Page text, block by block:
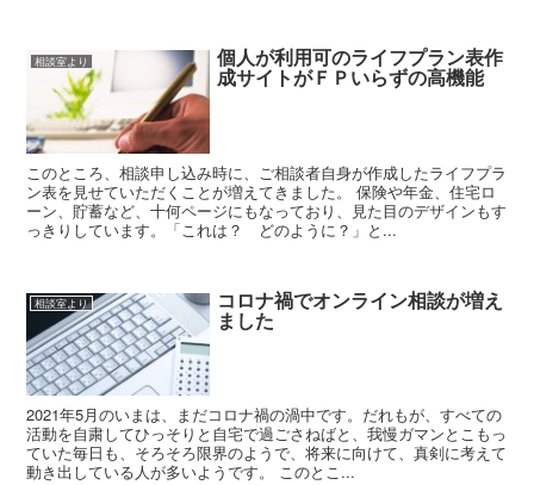
相談室より 個人が利用可のライフプラン表作
成サイトがＦＰいらずの高機能
このところ、相談申し込み時に、ご相談者自身が作成したライフプラ
ン表を見せていただくことが増えてきました。 保険や年金、住宅ロ
ーン、貯蓄など、十何ページにもなっており、見た目のデザインもす
っきりしています。「これは？ どのように？」と...
相談室より コロナ禍でオンライン相談が増え
ました
2021年5月のいまは、まだコロナ禍の渦中です。だれもが、すべての
活動を自粛してひっそりと自宅で過ごさねばと、我慢ガマンとこもっ
ていた毎日も、そろそろ限界のようで、将来に向けて、真剣に考えて
動き出している人が多いようです。 このとこ...